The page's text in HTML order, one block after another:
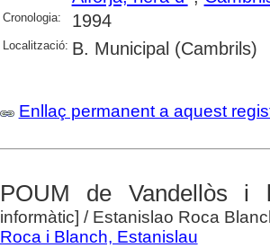
Cronologia: 1994
Localització: B. Municipal (Cambrils)
Enllaç permanent a aquest
POUM de Vandellòs i
informàtic] / Estanislao Roca
Roca i Blanch, Estanislau